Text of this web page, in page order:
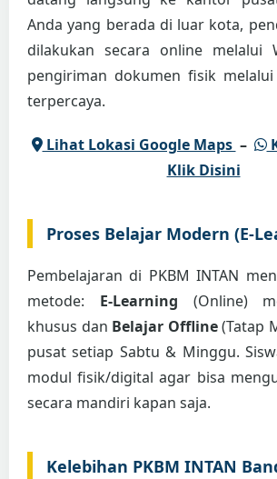
Anda yang berada di luar kota,
dilakukan secara online melalui
pengiriman dokumen fisik melalui
terpercaya.
Lihat Lokasi Google Maps –
Klik Disini
Proses Belajar Modern (E-
Pembelajaran di PKBM INTAN
metode: E-Learning (Online)
khusus dan Belajar Offline(Tatap
pusat setiap Sabtu & Minggu.
modul fisik/digital agar bisa
secara mandiri kapan saja.
Kelebihan PKBM INTAN